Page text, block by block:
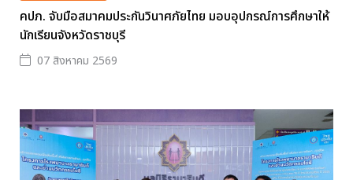
คปภ. จับมือสมาคมประกันวินาศภัยไทย มอบอุปกรณ์การศึกษาให้
นักเรียนจังหวัดราชบุรี
07 สิงหาคม 2569